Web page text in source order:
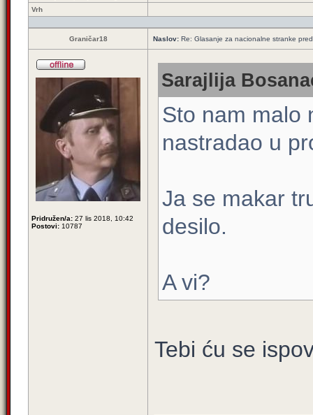
Vrh
Graničar18 Naslov: Re: Glasanje za nacionalne stranke
Pridružen/a: 27 lis 2018, 10:42
Postovi: 10787
Sarajlija
Sto nam malo
nastradao u
Ja se makar
desilo.
A vi?
Tebi ću se